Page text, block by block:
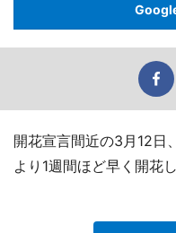
開花宣言間近の3月12日
より1週間ほど早く開花し